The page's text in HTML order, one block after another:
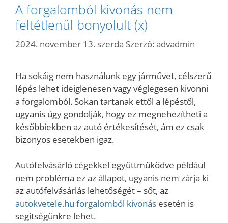
A forgalomból kivonás nem
feltétlenül bonyolult (x)
2024. november 13. szerda Szerző: advadmin
Ha sokáig nem használunk egy járművet, célszerű
lépés lehet ideiglenesen vagy véglegesen kivonni
a forgalomból. Sokan tartanak ettől a lépéstől,
ugyanis úgy gondolják, hogy ez megnehezítheti a
későbbiekben az autó értékesítését, ám ez csak
bizonyos esetekben igaz.
Autófelvásárló cégekkel együttműködve például
nem probléma ez az állapot, ugyanis nem zárja ki
az autófelvásárlás lehetőségét – sőt, az
autokvetele.hu forgalomból kivonás esetén is
segítségünkre lehet.